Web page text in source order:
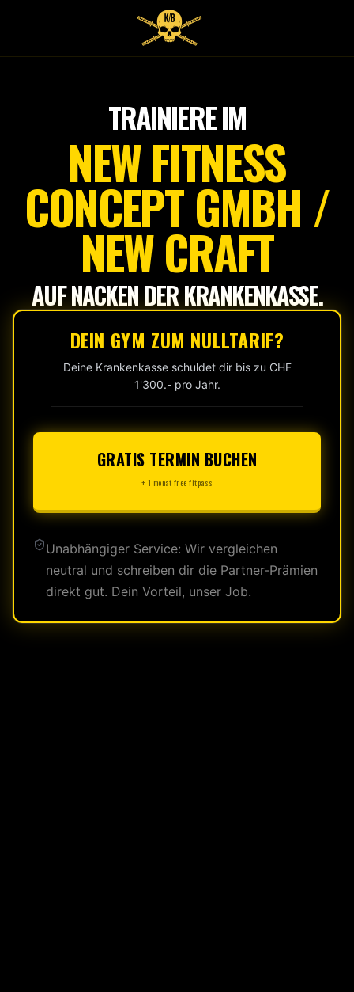
Tap
to
TRAINIERE IM
NEW FITNESS
CONCEPT GMBH /
NEW CRAFT
AUF NACKEN DER KRANKENKASSE.
DEIN GYM ZUM NULLTARIF?
Deine Krankenkasse schuldet dir bis zu CHF
1'300.- pro Jahr.
GRATIS TERMIN BUCHEN
+ 1 monat free fitpass
Unabhängiger Service: Wir vergleichen
neutral und schreiben dir die Partner-Prämien
direkt gut. Dein Vorteil, unser Job.